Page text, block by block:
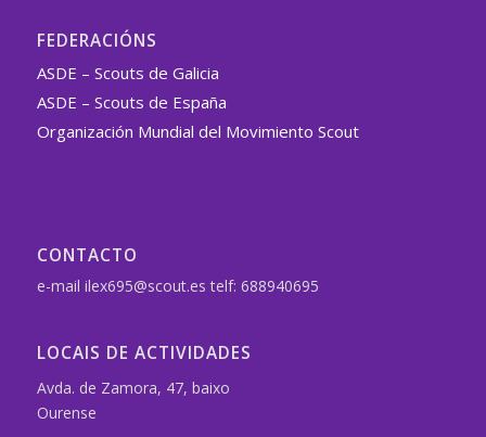
FEDERACIÓNS
ASDE – Scouts de Galicia
ASDE – Scouts de España
Organización Mundial del Movimiento Scout
CONTACTO
e-mail ilex695@scout.es telf: 688940695
LOCAIS DE ACTIVIDADES
Avda. de Zamora, 47, baixo
Ourense